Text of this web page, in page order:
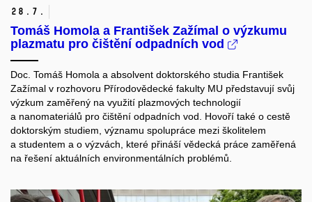
28. 7.
Tomáš Homola a František Zažímal o výzkumu
plazmatu pro čištění odpadních vod
Doc. Tomáš Homola a absolvent doktorského studia František
Zažímal v rozhovoru Přírodovědecké fakulty MU představují svůj
výzkum zaměřený na využití plazmových technologií
a nanomateriálů pro čištění odpadních vod. Hovoří také o cestě
doktorským studiem, významu spolupráce mezi školitelem
a studentem a o výzvách, které přináší vědecká práce zaměřená
na řešení aktuálních environmentálních problémů.